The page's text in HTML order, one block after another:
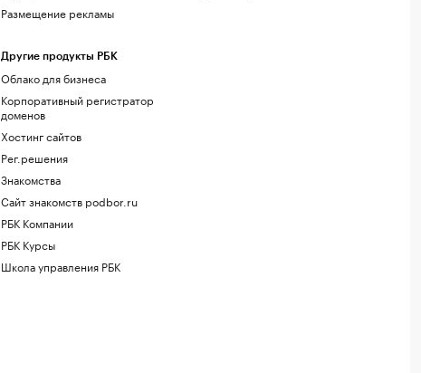
Размещение рекламы
Другие продукты РБК
Облако для бизнеса
Корпоративный регистратор
доменов
Хостинг сайтов
Рег.решения
Знакомства
Сайт знакомств podbor.ru
РБК Компании
РБК Курсы
Школа управления РБК